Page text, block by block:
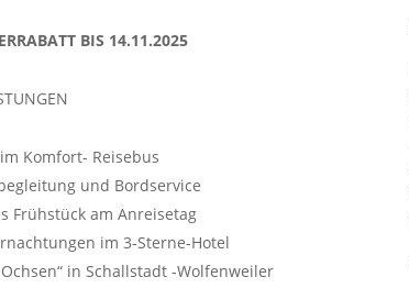
BIS 14.11.2025
Komfort- Reisebus
und Bordservice
Frühstück am Anreisetag
im 3-Sterne-Hotel
in Schallstadt -Wolfenweiler